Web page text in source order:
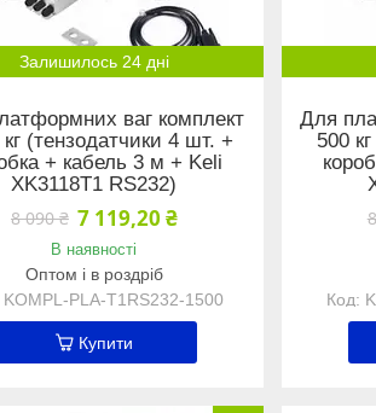
Залишилось 24 дні
ваг комплект
кг (тензодатчики 4 шт. +
+ кабель 3 м + Keli
XK3118Т1 RS232)
8 090 ₴ 7 119,20 ₴
В наявності
Оптом і в роздріб
KOMPL-PLA-Т1RS232-1500
Купити
Для
500